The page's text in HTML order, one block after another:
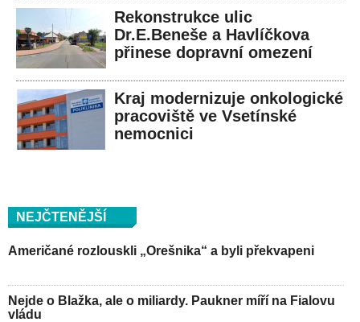
Rekonstrukce ulic
Dr.E.Beneše a Havlíčkova
přinese dopravní omezení
Kraj modernizuje onkologické
pracoviště ve Vsetínské
nemocnici
NEJČTENĚJŠÍ
Američané rozlouskli „Orešnika“ a byli překvapeni
Nejde o Blažka, ale o miliardy. Paukner míří na Fialovu
vládu